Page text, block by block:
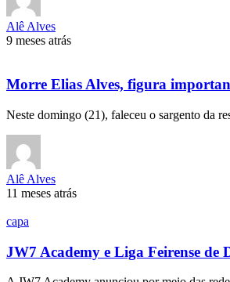
Alê Alves
9 meses atrás
Morre Elias Alves, figura
Neste domingo (21), faleceu o sargento da
Alê Alves
11 meses atrás
capa
JW7 Academy e Liga Feirense